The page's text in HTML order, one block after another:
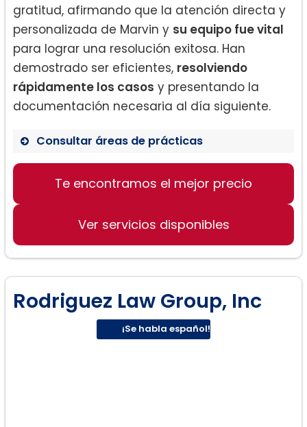
gratitud, afirmando que la atención directa y
personalizada de Marvin y su equipo fue vital
para lograr una resolución exitosa. Han
demostrado ser eficientes, resolviendo
rápidamente los casos y presentando la
documentación necesaria al día siguiente.
Consultar áreas de prácticas
Abogados de Familia
Casos de Inmigración
Te encontramos el mejor precio
Ver servicios disponibles
Rodriguez Law Group, Inc
¡Se habla español!